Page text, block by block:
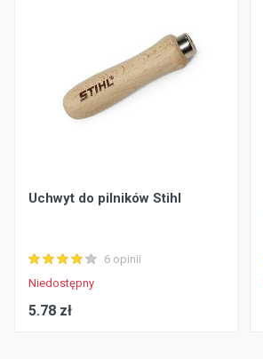
Uchwyt do pilników Stihl
6 opinii
Niedostępny
5.78 zł